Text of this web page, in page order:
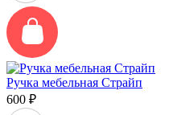
Ручка мебельная Страйп
600 ₽